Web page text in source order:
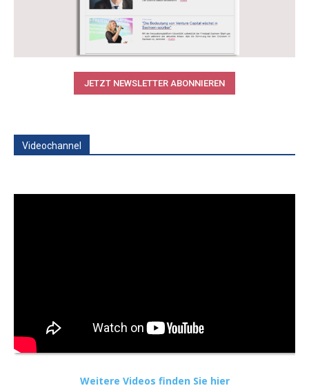
JETZT NEWSLETTER ABONNIEREN
Videochannel
Weitere Videos finden Sie hier